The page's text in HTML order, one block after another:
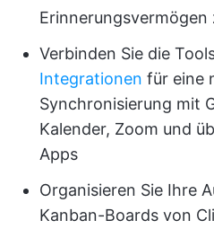
Erinnerungsvermögen
Verbinden Sie die
Integrationen für eine
Synchronisierung mit
Kalender, Zoom und
Apps
Organisieren Sie Ihre
Kanban-Boards von